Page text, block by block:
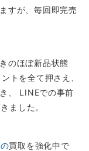
すが、毎回即完売
のほぼ新品状態
トを全て押さえ、
、 LINEでの事前
ました。
の買取を強化中で